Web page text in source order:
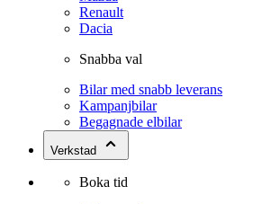
Renault
Dacia
Snabba val
Bilar med snabb leverans
Kampanjbilar
Begagnade elbilar
Verkstad
Boka tid